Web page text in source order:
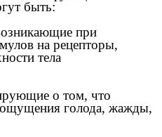
могут быть:
при
на рецепторы,
тела
о том, что
голода, жажды,